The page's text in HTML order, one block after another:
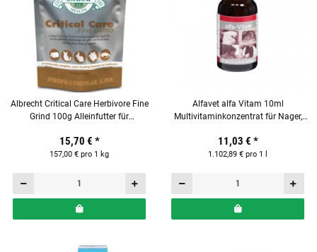
Albrecht Critical Care Herbivore Fine
Grind 100g Alleinfutter für
15,70 € *
157,00 € pro 1 kg
Alfavet alfa Vitam 10ml
Multivitaminkonzentrat für Nager,
11,03 € *
1.102,89 € pro 1 l